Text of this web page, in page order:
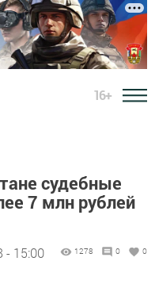
16+
судебные
7 млн рублей
- 15:00 1278 0 0